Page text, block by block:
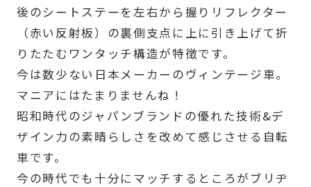
後のシートステーを左右から握りリフレクター
（赤い反射板）の裏側支点に上に引き上げて折
りたたむワンタッチ構造が特徴です。
今は数少ない日本メーカーのヴィンテージ車。
マニアにはたまりませんね！
昭和時代のジャパンブランドの優れた技術&デ
ザイン力の素晴らしさを改めて感じさせる自転
車です。
今の時代でも十分にマッチするところがブリヂ